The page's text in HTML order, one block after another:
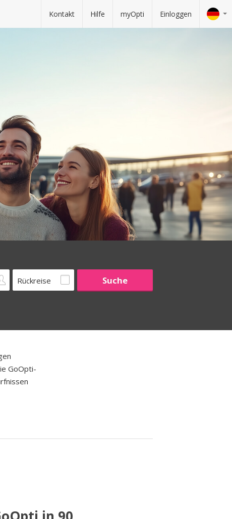
Kontakt Hilfe myOpti Einloggen
Rückreise
GoOpti-